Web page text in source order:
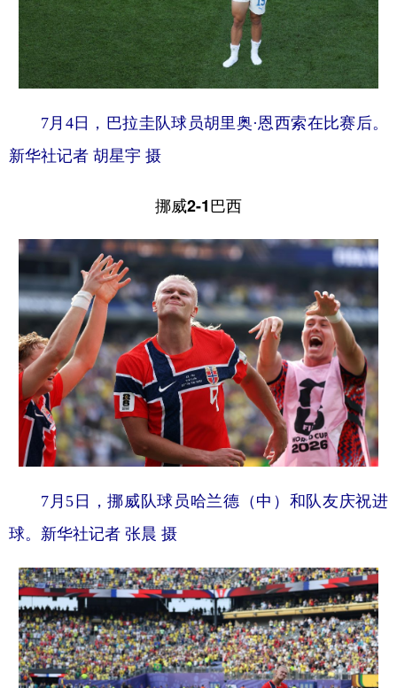
7月4日，巴拉圭队球员胡里奥·恩西索在比赛后。
新华社记者 胡星宇 摄
挪威2-1巴西
7月5日，挪威队球员哈兰德（中）和队友庆祝进
球。新华社记者 张晨 摄